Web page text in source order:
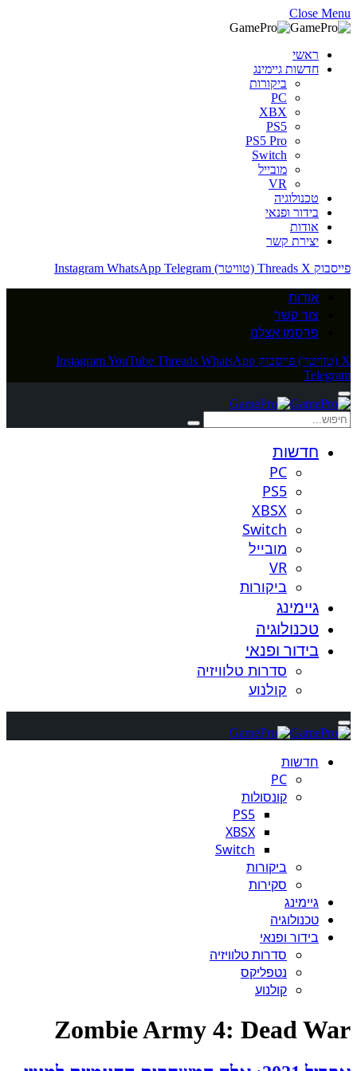
Close Menu
ראשי
חדשות גיימינג
ביקורות
PC
XBX
PS5
PS5 Pro
Switch
מובייל
VR
טכנולוגיה
בידור ופנאי
אודות
יצירת קשר
פייסבוק
Threads X (טוויטר) Instagram WhatsApp Telegram
אודות
צור קשר
פרסמו אצלנו
X (טוויטר) פייסבוק InstagramYouTube Threads WhatsApp
Telegram
חדשות
PC
PS5
XBSX
Switch
מובייל
VR
ביקורות
גיימינג
טכנולוגיה
בידור ופנאי
סדרות טלוויזיה
קולנוע
חדשות
PC
קונסולות
PS5
XBSX
Switch
ביקורות
סקירות
גיימינג
טכנולוגיה
בידור ופנאי
סדרות טלוויזיה
נטפליקס
קולנוע
Zombie Army 4: Dead War